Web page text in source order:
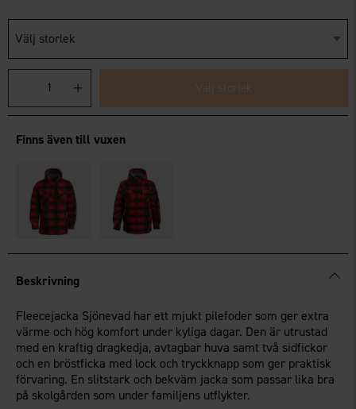
Välj storlek
Välj storlek
Finns även till vuxen
Beskrivning
Fleecejacka Sjönevad har ett mjukt pilefoder som ger extra
värme och hög komfort under kyliga dagar. Den är utrustad
med en kraftig dragkedja, avtagbar huva samt två sidfickor
och en bröstficka med lock och tryckknapp som ger praktisk
förvaring. En slitstark och bekväm jacka som passar lika bra
på skolgården som under familjens utflykter.